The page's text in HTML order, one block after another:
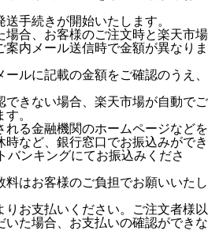
手続きが開始いたします。
場合、お客様のご注文時と楽天市場
内メール送信時で金額が異なりま
ルに記載の金額をご確認のうえ、
できない場合、楽天市場が自動でご
。
れる金融機関のホームページなどを
など、銀行窓口でお振込みができ
バンキングにてお振込みくださ
はお客様のご負担でお願いいたし
お支払いください。ご注文者様以
いた場合、お支払いの確認ができな